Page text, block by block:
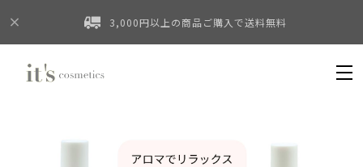
3,000円以上の商品ご購入で送料無料